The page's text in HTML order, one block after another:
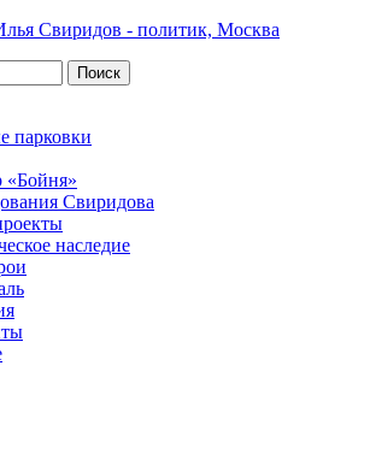
Свиридов - политик, Москва
парковки
«Бойня»
Свиридова
наследие